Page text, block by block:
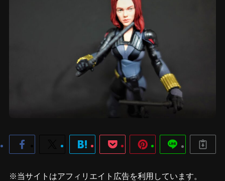
※当サイトはアフィリエイト広告を利用しています。